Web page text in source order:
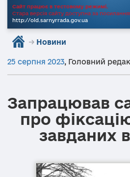
Сайт працює в тестовому режимі.
Стара версія сайту доступна за
http://old.sarnyrrada.gov.ua
→ Новини
25 серпня 2023, Головний
Запрацював
про
завданих